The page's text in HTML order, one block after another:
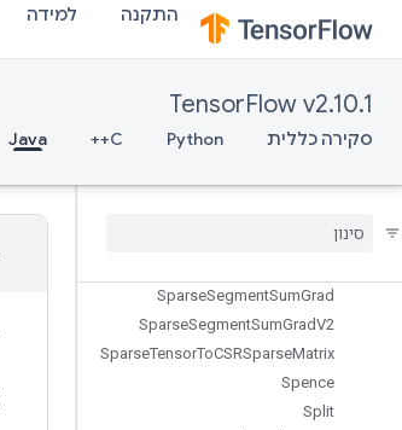
התקנה למידה
TensorFlow v2.10.1
סקירה כללית Python
C++
Java
SparseMatrixOrderingAMD
SparseMatrixSoftmax
SparseMatrixSoftmaxGrad
SparseMatrixSparseMatMul
SparseSegmentSumGrad
SparseSegmentSumGradV2
SparseTensorToCSRSparseMatrix
Spence
Split